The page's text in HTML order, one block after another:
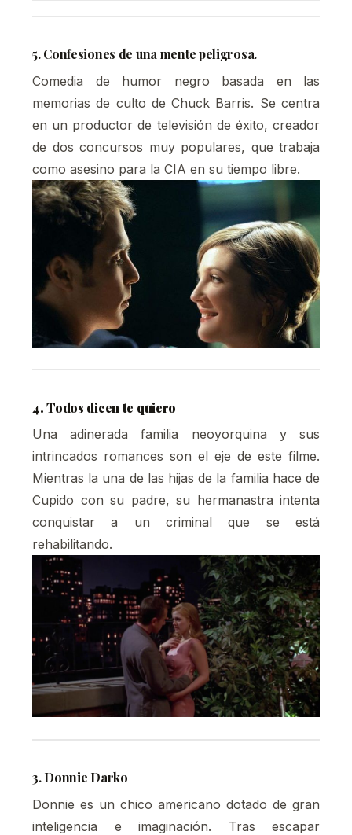
5. Confesiones de una mente peligrosa.
Comedia de humor negro basada en las
memorias de culto de Chuck Barris. Se centra
en un productor de televisión de éxito, creador
de dos concursos muy populares, que trabaja
como asesino para la CIA en su tiempo libre.
4. Todos dicen te quiero
Una adinerada familia neoyorquina y sus
intrincados romances son el eje de este filme.
Mientras la una de las hijas de la familia hace de
Cupido con su padre, su hermanastra intenta
conquistar a un criminal que se está
rehabilitando.
3. Donnie Darko
Donnie es un chico americano dotado de gran
inteligencia e imaginación. Tras escapar